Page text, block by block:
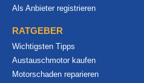
Als Anbieter registrieren
RATGEBER
Wichtigsten Tipps
Austauschmotor kaufen
Motorschaden reparieren